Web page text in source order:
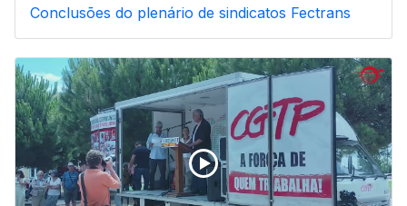
Conclusões do plenário de sindicatos Fectrans